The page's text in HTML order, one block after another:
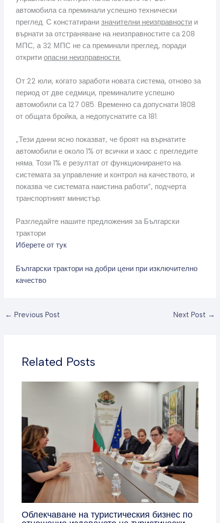
автомобила са преминали успешно технически
преглед. С констатирани значителни неизправностии
върнати за отстраняване на неизправностите са 208
МПС, а 32 МПС не са преминали преглед, поради
открити опасни неизправности.
От 22 юли, когато заработи новата система, отново за
период от две седмици, преминалите успешно
автомобили са 127 085. Временно са допуснати 1808
от общата бройка, а недопуснатите са 181.
„Тези данни ясно показват, че броят на върнатите
автомобили е около 1% от всички и хаос с прегледите
няма. Този 1% е резултат от функционирането на
системата за управление и контрол на качеството, и
показва че системата наистина работи“, подчерта
транспортният министър.
Разгледайте нашите предложения за Български
трактори
Иберете от тук
Български трактори на добри цени при изключително
качество
← Previous Post Next Post →
Related Posts
Облекчаване на туристическия бизнес по